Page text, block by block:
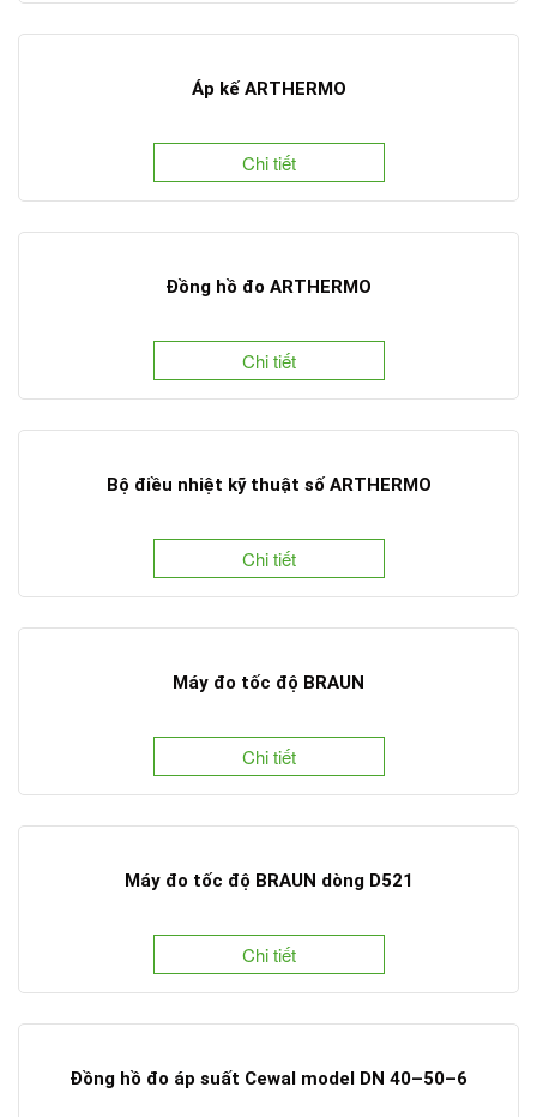
Áp kế ARTHERMO
Chi tiết
Đồng hồ đo ARTHERMO
Chi tiết
Bộ điều nhiệt kỹ thuật số ARTHERMO
Chi tiết
Máy đo tốc độ BRAUN
Chi tiết
Máy đo tốc độ BRAUN dòng D521
Chi tiết
Đồng hồ đo áp suất Cewal model DN 40–50–6